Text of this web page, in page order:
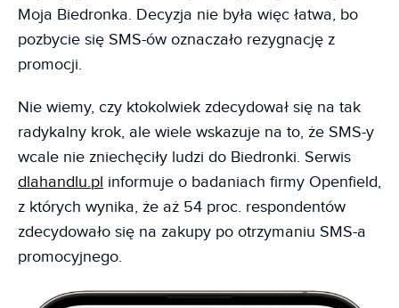
Moja Biedronka. Decyzja nie była więc łatwa, bo
pozbycie się SMS-ów oznaczało rezygnację z
promocji.
Nie wiemy, czy ktokolwiek zdecydował się na tak
radykalny krok, ale wiele wskazuje na to, że SMS-y
wcale nie zniechęciły ludzi do Biedronki. Serwis
dlahandlu.pl informuje o badaniach firmy Openfield,
z których wynika, że aż 54 proc. respondentów
zdecydowało się na zakupy po otrzymaniu SMS-a
promocyjnego.